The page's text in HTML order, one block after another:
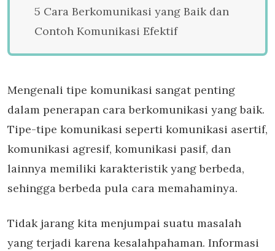
5 Cara Berkomunikasi yang Baik dan
Contoh Komunikasi Efektif
Mengenali tipe komunikasi sangat penting
dalam penerapan cara berkomunikasi yang baik.
Tipe-tipe komunikasi seperti komunikasi asertif,
komunikasi agresif, komunikasi pasif, dan
lainnya memiliki karakteristik yang berbeda,
sehingga berbeda pula cara memahaminya.
Tidak jarang kita menjumpai suatu masalah
yang terjadi karena kesalahpahaman. Informasi